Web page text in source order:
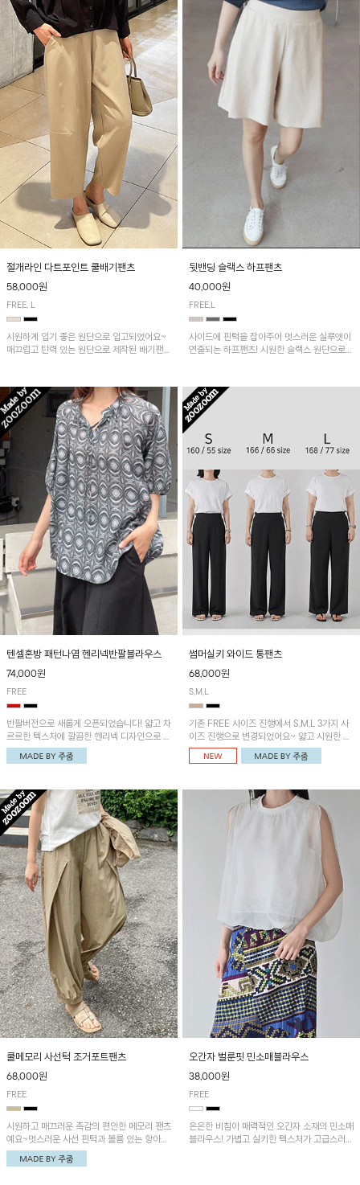
절개라인 다트포인트 쿨배기팬츠
58,000원
FREE, L
시원하게 입기 좋은 원단으로 입고되었어요~
매끄럽고 탄력 있는 원단으로 제작된 배기팬츠
뒷밴딩 슬랙스 하프팬츠
40,000원
FREE,L
사이드에 핀턱을 잡아주어 멋스러운 실루엣이
연출되는 하프팬츠! 시원한 슬랙스 원단으로
텐셀혼방 패턴나염 헨리넥반팔블라우스
74,000원
FREE
반팔버전으로 새롭게 오픈되었습니다! 얇고 차
르르한 텍스처에 깔끔한 헨리넥 디자인으로 제
작된 블라우스예요~볼륨감있는 소매 셔링과
세련된 나염패턴으로 유니크한 매력 UP!
썸머실키 와이드 통팬츠
68,000원
S,M,L
기존 FREE 사이즈 진행에서 S,M,L 3가지 사
이즈 진행으로 변경되었어요~ 얇고 시원한 원
단으로 제작된 와이드팬츠! 베이직한 디자인으
로 코디 활용도가 높은 아이템이에요~
쿨메모리 사선턱 조거포트팬츠
68,000원
FREE
시원하고 매끄러운 촉감의 편안한 메모리 팬츠
예요~멋스러운 사선 핀턱과 볼륨 있는 항아리
핏이 유니크한 아이템!
오간자 벌룬핏 민소매블라우스
38,000원
FREE
은은한 비침이 매력적인 오간자 소재의 민소매
블라우스! 가볍고 실키한 텍스처가 고급스러운